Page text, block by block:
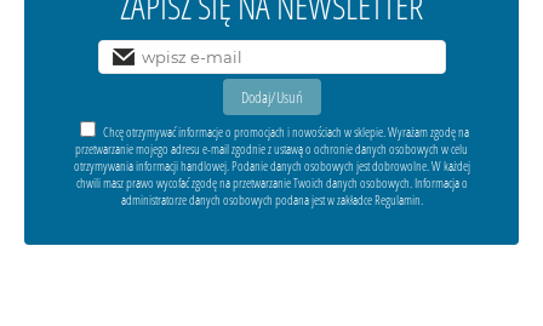
Chcę otrzymywać informacje o promocjach i nowościach w sklepie. Wyrażam zgodę na
przetwarzanie mojego adresu e-mail zgodnie z ustawą o ochronie danych osobowych w celu
otrzymywania informacji handlowej. Podanie danych osobowych jest dobrowolne. W każdej
chwili masz prawo wycofać zgodę na przetwarzanie Twoich danych osobowych. Informacja o
administratorze danych osobowych podana jest w zakładce Regulamin.